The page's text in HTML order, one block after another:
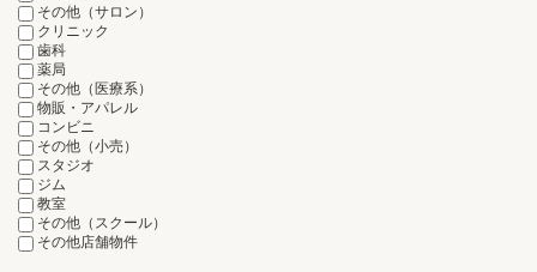
その他（サロン）
クリニック
歯科
薬局
その他（医療系）
物販・アパレル
コンビニ
その他（小売）
スタジオ
ジム
教室
その他（スクール）
その他店舗物件